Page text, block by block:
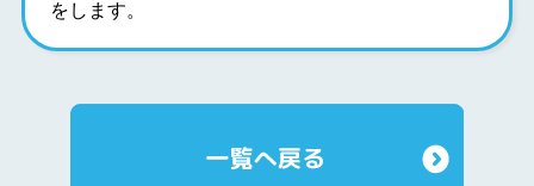
をします。